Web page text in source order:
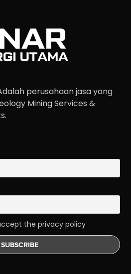
perusahaan jasa yang
Mining Services &
the privacy policy